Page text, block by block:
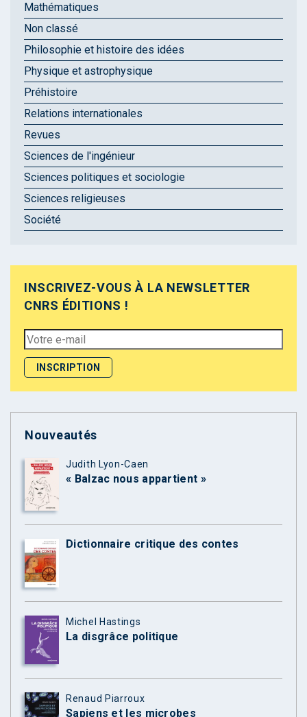
Mathématiques
Non classé
Philosophie et histoire des idées
Physique et astrophysique
Préhistoire
Relations internationales
Revues
Sciences de l'ingénieur
Sciences politiques et sociologie
Sciences religieuses
Société
INSCRIVEZ-VOUS À LA NEWSLETTER
CNRS ÉDITIONS !
Nouveautés
Judith Lyon-Caen
« Balzac nous appartient »
Dictionnaire critique des contes
Michel Hastings
La disgrâce politique
Renaud Piarroux
Sapiens et les microbes